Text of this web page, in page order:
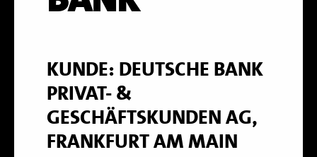
KUNDE: DEUTSCHE BANK
PRIVAT- &
GESCHÄFTSKUNDEN AG,
FRANKFURT AM MAIN